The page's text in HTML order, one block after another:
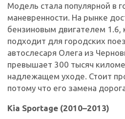
Модель стала популярной в
маневренности. На рынке
бензиновым двигателем 1.6,
подходит для городских
автослесаря Олега из
превышает 300 тысяч
надлежащем уходе. Стоит
потому что его замена
Kia Sportage (2010–2013)